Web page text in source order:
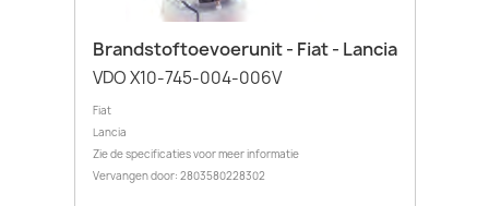
Brandstoftoevoerunit - Fiat - Lancia
VDO X10-745-004-006V
Fiat
Lancia
Zie de specificaties voor meer informatie
Vervangen door: 2803580228302